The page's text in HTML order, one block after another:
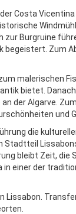
Costa
zur Burgruine
Zum
malerischen
bietet.
der Algarve.
und
die
bleibt Zeit, die
einer der
Lissabon.